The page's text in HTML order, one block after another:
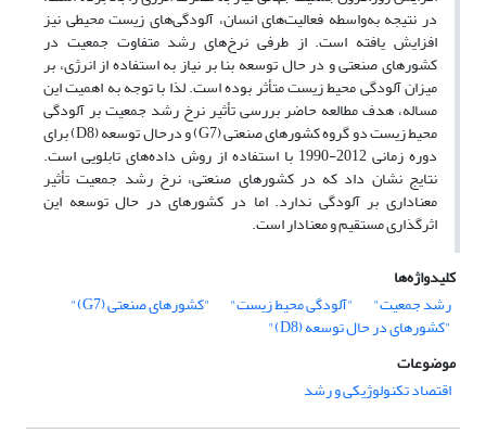
در نتیجه به‌واسطه فعالیت‌های انسان، آلودگی‌های زیست محیطی نیز
افزایش یافته است. از طرفی نرخ‌های رشد متفاوت جمعیت در
کشورهای صنعتی و در حال توسعه بنا بر نیاز به استفاده از انرژی، بر
میزان آلودگی محیط زیست متأثر بوده است. لذا با توجه به اهمیت این
مساله، هدف مطالعه حاضر بررسی تأثیر نرخ رشد جمعیت بر آلودگی
محیط زیست دو گروه کشورهای صنعتی (G7) و درحال توسعه (D8) برای
دوره زمانی 2012-1990 با استفاده از روش داده‌های تابلویی است.
نتایج نشان داد که در کشورهای صنعتی، نرخ رشد جمعیت تأثیر
معناداری بر آلودگی ندارد. اما در کشورهای در حال توسعه این
اثر‌گذاری مستقیم و معنادار است.
کلیدواژه‌ها
رشد جمعیت"
"آلودگی محیط زیست" "کشورهای صنعتی (G7)"
"کشورهای در حال توسعه (D8)"
موضوعات
اقتصاد تکنولوژیکی و رشد